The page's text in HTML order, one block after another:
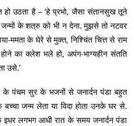
हो उठता है – ‘हे प्रभो, जैसा संतानसुख तूने
जन्मों के शत्रु को भी न देना. मुझसे तो नटवर
ममता के घेरे से मुक्त, निश्चिंत चित्त से राम
का क्लेश भले हो, अपंग-भाग्यहीन संतति
उसे.’
पंचम सुर के भजनों से जनार्दन पंडा बहुत
जन्म लेता या विदा होता उनके घर से.
इधर लगभग आधी रात के समय जनार्दन पंडा